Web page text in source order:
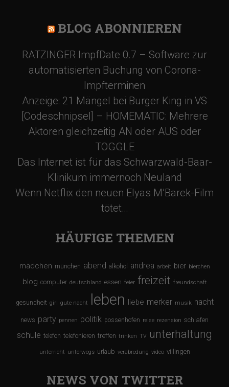
BLOG ABONNIEREN
RATZINGER ImpfDate 0.7 – Software zur
automatisierten Buchung von Corona-
Impfterminen
Anzeige: 21 Mängel bei Burger King in VS
[Codeschnipsel] – HOMEMATIC: Mehrere
Aktoren gleichzeitig AN oder AUS oder
TOGGLE
Das Internet ist für das Schwarzwald-Baar-
Klinikum immernoch Neuland
Wenn Netflix den neuen Elyas M’Barek-Film
tötet…
HÄUFIGE THEMEN
mädchen münchen abend alkohol andrea arbeit bier bierchen
blog computer deutschland essen feier freizeit freundschaft
gesundheit girl gute nacht leben liebe merker musik nacht
news party pennen politik possenhofen reise rezension schlafen
schule telefon telefonieren treffen trinken TV unterhaltung
unterricht unterwegs urlaub verabredung video villingen
NEWS VON TWITTER